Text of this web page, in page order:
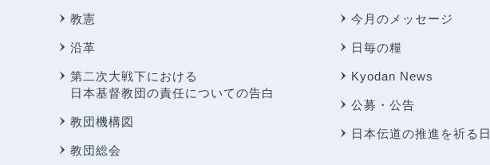
教憲
沿革
第二次大戦下における
日本基督教団の責任についての告白
教団機構図
教団総会
今月のメッセージ
日毎の糧
Kyodan News
公募・公告
日本伝道の推進を祈る日